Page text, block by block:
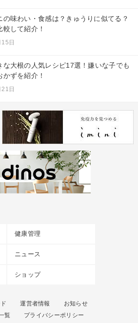
の味わい・食感は？きゅうりに似てる？
して紹介！
日
な大根の人気レシピ17選！嫌いな子でも
ずを紹介！
日
健康管理
ニュース
ショップ
運営者情報
お知らせ
覧 プライバシーポリシー